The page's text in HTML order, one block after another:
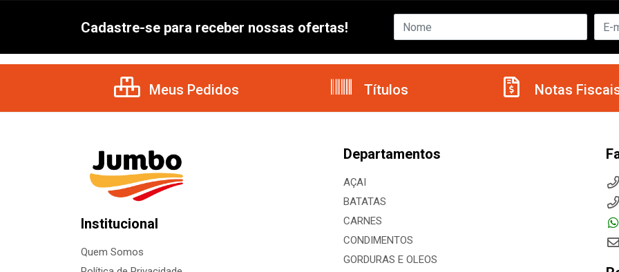
Cadastre-se para receber nossas ofertas!
Meus Pedidos Títulos Notas
Institucional
Quem Somos
Departamentos
AÇAI
BATATAS
CARNES
CONDIMENTOS
GORDURAS E OLEOS